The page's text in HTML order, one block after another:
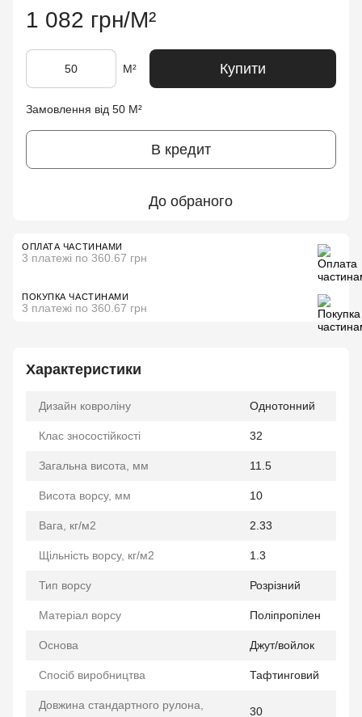
1 082 грн/М²
М² Купити
Замовлення від 50 М²
В кредит
До обраного
ОПЛАТА ЧАСТИНАМИ
3 платежі по 360.67 грн
ПОКУПКА ЧАСТИНАМИ
3 платежі по 360.67 грн
Характеристики
Дизайн ковроліну Однотонний
Клас зносостійкості 32
Загальна висота, мм 11.5
Висота ворсу, мм 10
Вага, кг/м2 2.33
Щільність ворсу, кг/м2 1.3
Тип ворсу Розрізний
Матеріал ворсу Поліпропілен
Основа Джут/войлок
Спосіб виробництва Тафтинговий
Довжина стандартного рулона,
30